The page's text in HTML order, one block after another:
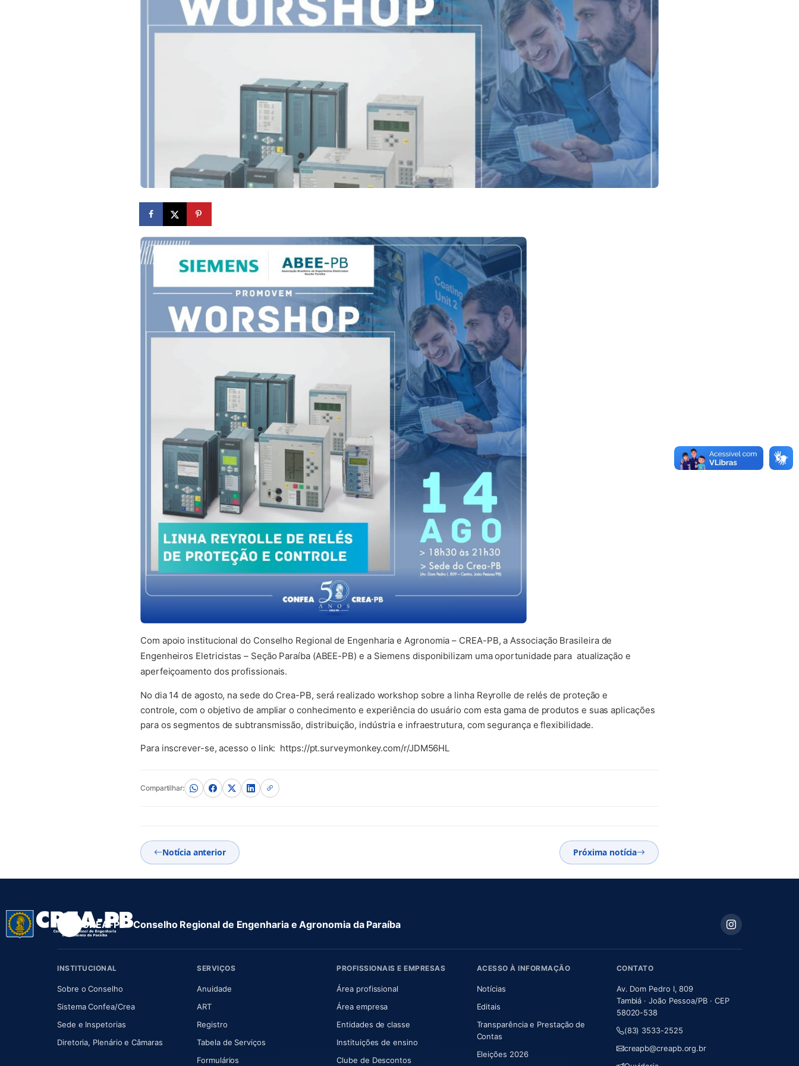
Com apoio institucional do Conselho Regional de Engenharia e Agronomia – CREA-PB, a Associação Brasileira de
Engenheiros Eletricistas – Seção Paraíba (ABEE-PB) e a Siemens disponibilizam uma oportunidade para atualização e
aperfeiçoamento dos profissionais.
No dia 14 de agosto, na sede do Crea-PB, será realizado workshop sobre a linha Reyrolle de relés de proteção e
controle, com o objetivo de ampliar o conhecimento e experiência do usuário com esta gama de produtos e suas aplicações
para os segmentos de subtransmissão, distribuição, indústria e infraestrutura, com segurança e flexibilidade.
Para inscrever-se, acesso o link: https://pt.surveymonkey.com/r/JDM56HL
Compartilhar:
Notícia anterior Próxima notícia
CREA-PB · Conselho Regional de Engenharia e Agronomia da Paraíba
INSTITUCIONAL
Sobre o Conselho(abre em nova aba)
Sistema Confea/Crea(abre em nova aba)
Sede e Inspetorias
Diretoria, Plenário e Câmaras(abre em nova aba)
SERVIÇOS
Anuidade(abre em nova aba)
ART(abre em nova aba)
Registro
Tabela de Serviços
Formulários
PROFISSIONAIS E EMPRESAS
Área profissional
Área empresa
Entidades de classe
Instituições de ensino
Clube de Descontos
ACESSO À INFORMAÇÃO
Notícias
Editais
Transparência e Prestação de
Contas
Eleições 2026
CONTATO
Av. Dom Pedro I, 809
Tambiá · João Pessoa/PB · CEP
58020-538
(83) 3533-2525
creapb@creapb.org.br